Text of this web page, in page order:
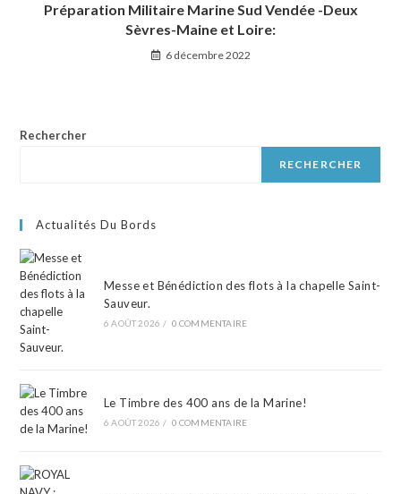
Préparation Militaire Marine Sud Vendée -Deux
Sèvres-Maine et Loire:
6 décembre 2022
Rechercher
RECHERCHER
Actualités Du Bords
Messe et Bénédiction des flots à la chapelle Saint-
Sauveur.
6 AOÛT 2026 / 0 COMMENTAIRE
Le Timbre des 400 ans de la Marine!
6 AOÛT 2026 / 0 COMMENTAIRE